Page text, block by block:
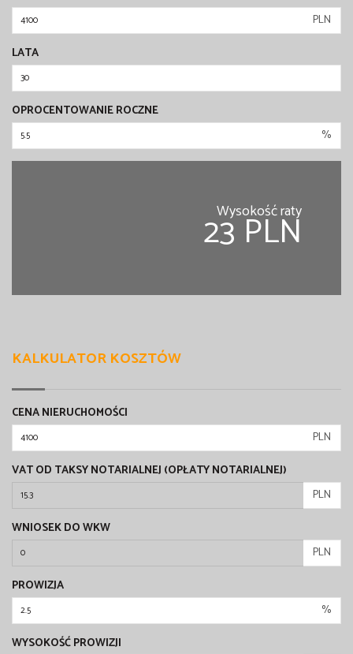
PLN
LATA
OPROCENTOWANIE ROCZNE
%
Wysokość raty
23 PLN
KALKULATOR KOSZTÓW
CENA NIERUCHOMOŚCI
PLN
VAT OD TAKSY NOTARIALNEJ (OPŁATY NOTARIALNEJ)
PLN
WNIOSEK DO WKW
PLN
PROWIZJA
%
WYSOKOŚĆ PROWIZJI